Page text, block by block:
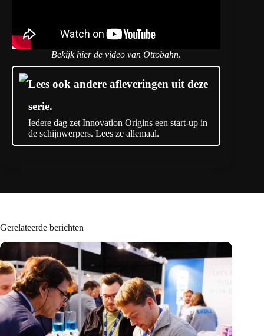
Bekijk hier de video van Ottobahn.
Lees ook andere afleveringen uit deze
serie.
Iedere dag zet Innovation Origins een start-up in
de schijnwerpers. Lees ze allemaal.
Gerelateerde berichten